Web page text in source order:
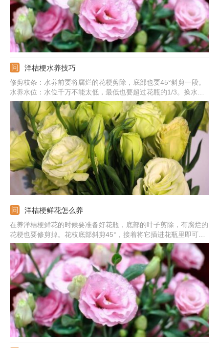
洋桔梗水养技巧
修剪枝条：水养前要将腐烂的花梗剪除，底部也要45°斜剪一段。
水养水位：水位千万不能太低，最低也要超过花瓶的1/3。换水时
间：未添加保鲜剂要每天换水，添加保鲜剂要3-4天换一次。摆放
位置：不要放在空调吹风口的位置，也不要被阳光照射。
洋桔梗鲜花怎么养
在养洋桔梗鲜花的时候要准备好花瓶，底部的叶子剪除，有腐烂的
花梗也要修剪掉。花枝底部斜剪45°，接着将它插进花瓶里即可。
养护期间不要向花朵喷水，也不要被风直吹，要远离空调的吹风
口，最好是每天换一次水。